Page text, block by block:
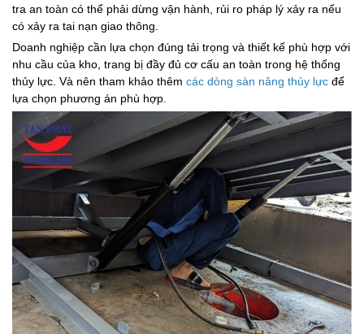
tra an toàn có thể phải dừng vận hành, rủi ro pháp lý xảy ra nếu
có xảy ra tai nạn giao thông.
Doanh nghiệp cần lựa chọn đúng tải trọng và thiết kế phù hợp với
nhu cầu của kho, trang bị đầy đủ cơ cấu an toàn trong hệ thống
thủy lực. Và nên tham khảo thêm các dòng sàn nâng thủy lực để
lựa chọn phương án phù hợp.